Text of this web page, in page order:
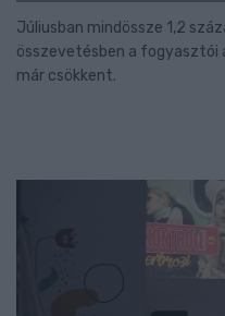
Júliusban mindössze 1,2
összevetésben a fogyasztói
már csökkent.